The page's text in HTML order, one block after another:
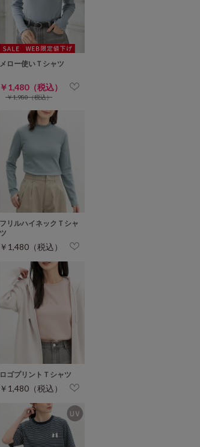
メロー使いＴシャツ
￥1,480（税込）
￥1,980（税込）
フリルハイネックＴシャ
ツ
￥1,480（税込）
ロゴプリントＴシャツ
￥1,480（税込）